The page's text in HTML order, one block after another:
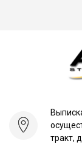
тракт,